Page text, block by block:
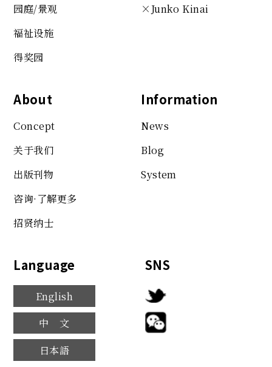
园庭/景观
福祉设施
得奖园
×Junko Kinai
About
Concept
关于我们
出版刊物
咨询·了解更多
招贤纳士
Information
News
Blog
System
Language
English
中文
日本語
SNS